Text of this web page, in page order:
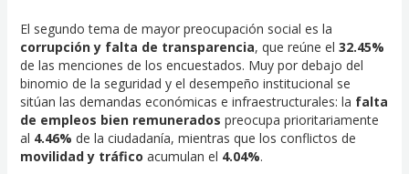
El segundo tema de mayor preocupación social es la
corrupción y falta de transparencia, que reúne el 32.45%
de las menciones de los encuestados. Muy por debajo del
binomio de la seguridad y el desempeño institucional se
sitúan las demandas económicas e infraestructurales: la falta
de empleos bien remunerados preocupa prioritariamente
al 4.46% de la ciudadanía, mientras que los conflictos de
movilidad y tráfico acumulan el 4.04%.